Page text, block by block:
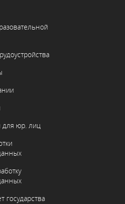
для юр. лиц
государства